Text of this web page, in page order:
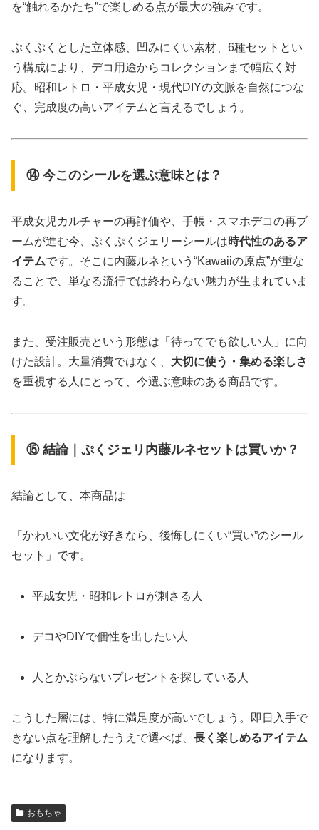
を“触れるかたち”で楽しめる点が最大の強みです。
ぷくぷくとした立体感、凹みにくい素材、6種セットとい
う構成により、デコ用途からコレクションまで幅広く対
応。昭和レトロ・平成女児・現代DIYの文脈を自然につな
ぐ、完成度の高いアイテムと言えるでしょう。
⑭ 今このシールを選ぶ意味とは？
平成女児カルチャーの再評価や、手帳・スマホデコの再ブ
ームが進む今、ぷくぷくジェリーシールは時代性のあるア
イテムです。そこに内藤ルネという“Kawaiiの原点”が重な
ることで、単なる流行では終わらない魅力が生まれていま
す。
また、受注販売という形態は「待ってでも欲しい人」に向
けた設計。大量消費ではなく、 大切に使う・集める楽しさ
を重視する人にとって、今選ぶ意味のある商品です。
⑮ 結論｜ぷくジェリ内藤ルネセットは買いか？
結論として、本商品は
「かわいい文化が好きなら、後悔しにくい“買い”のシール
セット」です。
平成女児・昭和レトロが刺さる人
デコやDIYで個性を出したい人
人とかぶらないプレゼントを探している人
こうした層には、特に満足度が高いでしょう。即日入手で
きない点を理解したうえで選べば、 長く楽しめるアイテム
になります。
おもちゃ